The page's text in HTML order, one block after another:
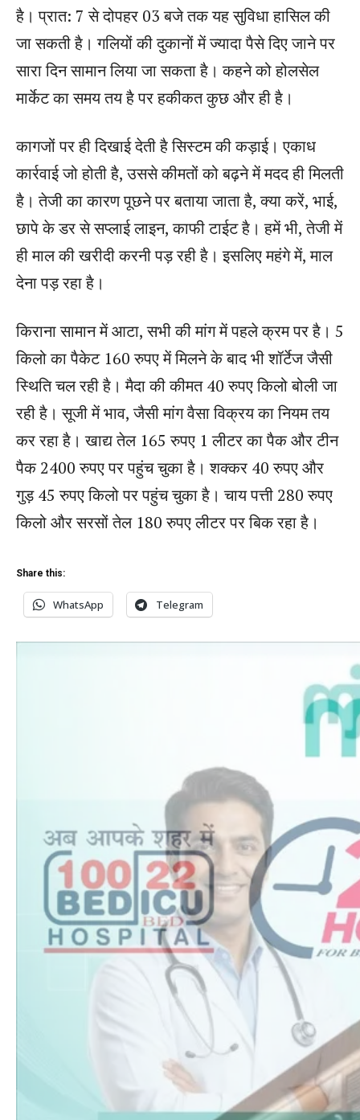
है। प्रात: 7 से दोपहर 03 बजे तक यह सुविधा हासिल की
जा सकती है। गलियों की दुकानों में ज्यादा पैसे दिए जाने पर
सारा दिन सामान लिया जा सकता है। कहने को होलसेल
मार्केट का समय तय है पर हकीकत कुछ और ही है।
कागजों पर ही दिखाई देती है सिस्टम की कड़ाई। एकाध
कार्रवाई जो होती है, उससे कीमतों को बढ़ने में मदद ही मिलती
है। तेजी का कारण पूछने पर बताया जाता है, क्या करें, भाई,
छापे के डर से सप्लाई लाइन, काफी टाईट है। हमें भी, तेजी में
ही माल की खरीदी करनी पड़ रही है। इसलिए महंगे में, माल
देना पड़ रहा है।
किराना सामान में आटा, सभी की मांग में पहले क्रम पर है। 5
किलो का पैकेट 160 रुपए में मिलने के बाद भी शॉर्टेज जैसी
स्थिति चल रही है। मैदा की कीमत 40 रुपए किलो बोली जा
रही है। सूजी में भाव, जैसी मांग वैसा विक्रय का नियम तय
कर रहा है। खाद्य तेल 165 रुपए 1 लीटर का पैक और टीन
पैक 2400 रुपए पर पहुंच चुका है। शक्कर 40 रुपए और
गुड़ 45 रुपए किलो पर पहुंच चुका है। चाय पत्ती 280 रुपए
किलो और सरसों तेल 180 रुपए लीटर पर बिक रहा है।
Share this:
WhatsApp Telegram